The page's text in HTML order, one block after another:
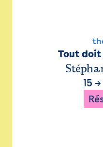
Tout
15 →